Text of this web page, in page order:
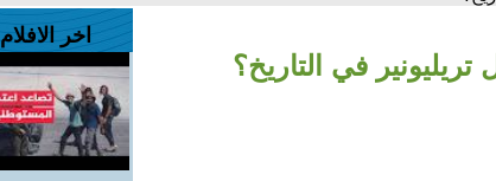
في التاريخ؟
اخر الافلام